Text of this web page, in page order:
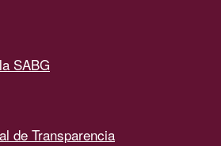
SABG
de Transparencia